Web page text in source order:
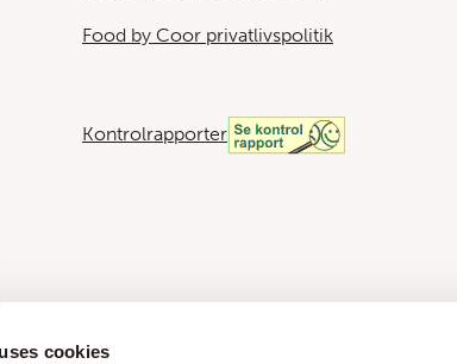
cookies
Food by Coor privatlivspolitik
Kontrolrapporter